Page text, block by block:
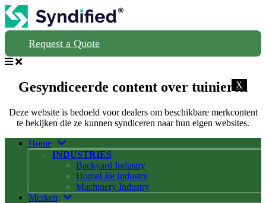
Request a Quote
X
Gesyndiceerde content over tuinieren
Deze website is bedoeld voor dealers om beschikbare merkcontent
te bekijken die ze kunnen syndiceren naar hun eigen websites.
Home
INDUSTRIES
Backyard Industry
HomeLife Industry
Machinery Industry
Merken